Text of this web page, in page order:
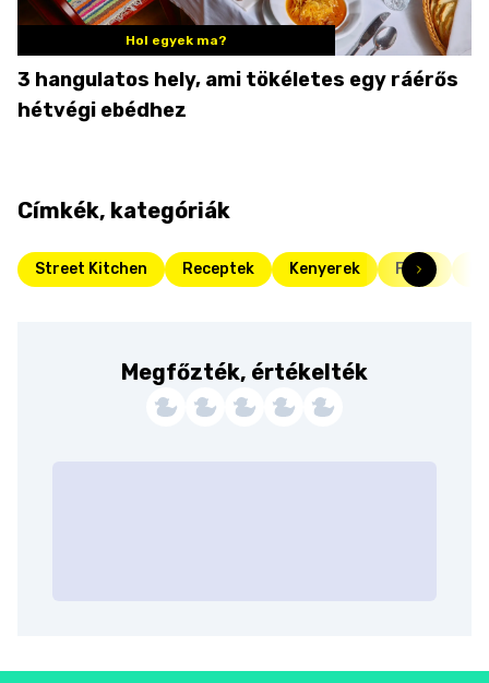
Hol egyek ma?
3 hangulatos hely, ami tökéletes egy ráérős
hétvégi ebédhez
Címkék, kategóriák
Street Kitchen Receptek Kenyerek Friss
Megfőzték, értékelték